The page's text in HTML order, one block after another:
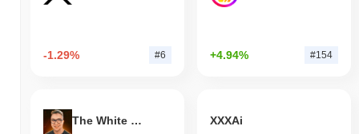
-1.29% #6 +4.94% #154
The White Bull XXXAi